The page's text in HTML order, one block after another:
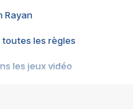
Rayan
toutes les règles
les jeux vidéo